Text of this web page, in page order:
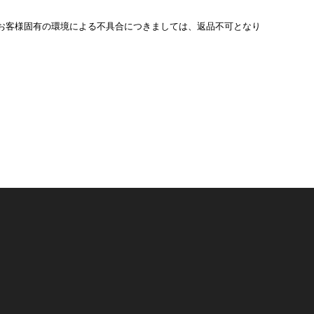
様固有の環境による不具合につきましては、返品不可となり